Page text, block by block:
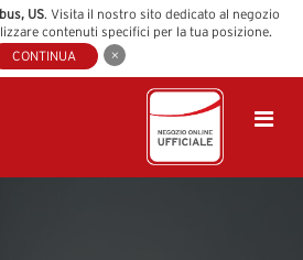
, US. Visita il nostro sito dedicato al negozio
contenuti specifici per la tua posizione.
CONTINUA